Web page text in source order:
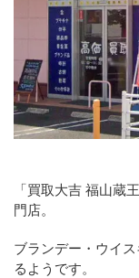
「買取大吉 福山蔵
門店。
ブランデー・ウイ
るようです。